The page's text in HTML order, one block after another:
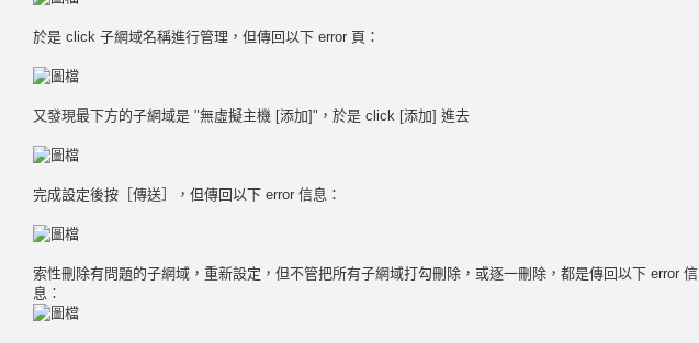
於是 click 子網域名稱進行管理，但傳回以下 error 頁：
又發現最下方的子網域是 "無虛擬主機 [添加]"，於是 click [添加] 進去
完成設定後按［傳送］，但傳回以下 error 信息：
索性刪除有問題的子網域，重新設定，但不管把所有子網域打勾刪除，或逐一刪除，都是傳回以下 error 信
息：